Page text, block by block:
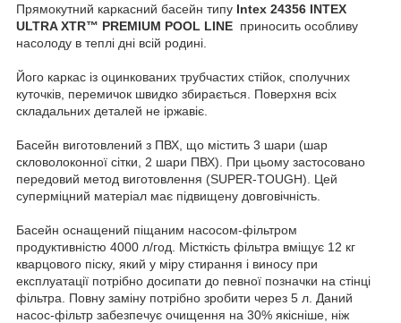
Прямокутний каркасний басейн типу Intex 24356 INTEX
ULTRA XTR™ PREMIUM POOL LINE приносить особливу
насолоду в теплі дні всій родині.
Його каркас із оцинкованих трубчастих стійок, сполучних
куточків, перемичок швидко збирається. Поверхня всіх
складальних деталей не іржавіє.
Басейн виготовлений з ПВХ, що містить 3 шари (шар
скловолоконної сітки, 2 шари ПВХ). При цьому застосовано
передовий метод виготовлення (SUPER-TOUGH). Цей
суперміцний матеріал має підвищену довговічність.
Басейн оснащений піщаним насосом-фільтром
продуктивністю 4000 л/год. Місткість фільтра вміщує 12 кг
кварцового піску, який у міру стирання і виносу при
експлуатації потрібно досипати до певної позначки на стінці
фільтра. Повну заміну потрібно зробити через 5 л. Даний
насос-фільтр забезпечує очищення на 30% якісніше, ніж